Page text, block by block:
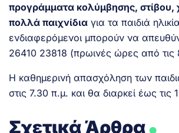
προγράμματα κολύμβησης, στίβου,
πολλά παιχνίδια για τα παιδιά
ενδιαφερόμενοι μπορούν να
26410 23818 (πρωινές ώρες από
Η καθημερινή απασχόληση των
στις 7.30 π.μ. και θα διαρκεί έως τις
Σχετικά Άρθρα.